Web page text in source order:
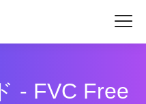
- FVC Free